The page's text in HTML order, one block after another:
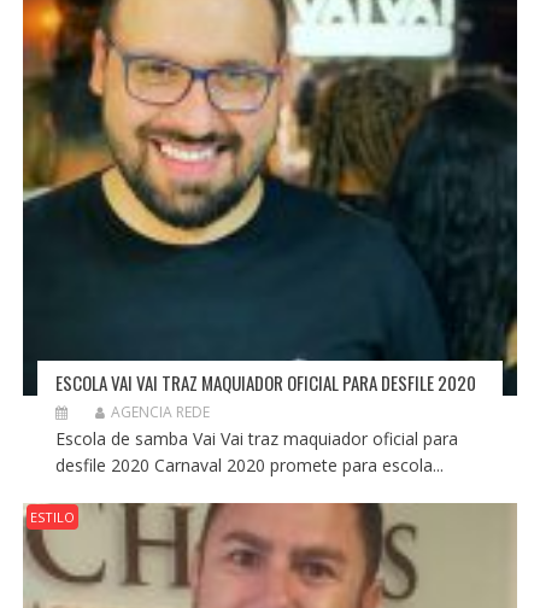
ESCOLA VAI VAI TRAZ MAQUIADOR OFICIAL PARA DESFILE 2020
AGENCIA REDE
Escola de samba Vai Vai traz maquiador oficial para
desfile 2020 Carnaval 2020 promete para escola...
ESTILO